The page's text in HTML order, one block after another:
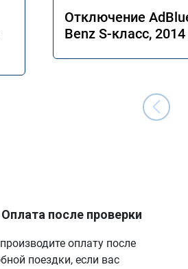
Отключение
Benz S-класс,
Оплата после проверки
оплату после
поездки, если вас